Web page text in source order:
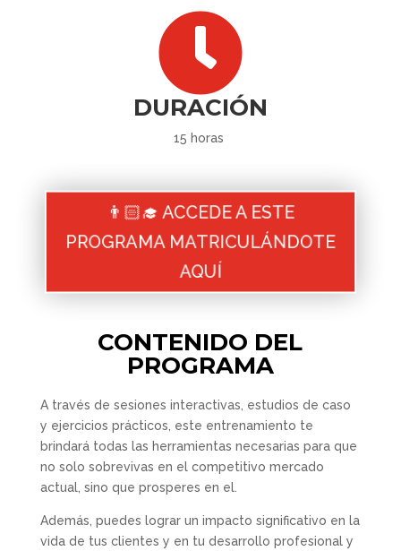

DURACIÓN
15 horas
👨🏻‍🎓 ACCEDE A ESTE
PROGRAMA MATRICULÁNDOTE
AQUÍ
CONTENIDO DEL
PROGRAMA
A través de sesiones interactivas, estudios de caso
y ejercicios prácticos, este entrenamiento te
brindará todas las herramientas necesarias para que
no solo sobrevivas en el competitivo mercado
actual, sino que prosperes en el.
Además, puedes lograr un impacto significativo en la
vida de tus clientes y en tu desarrollo profesional y